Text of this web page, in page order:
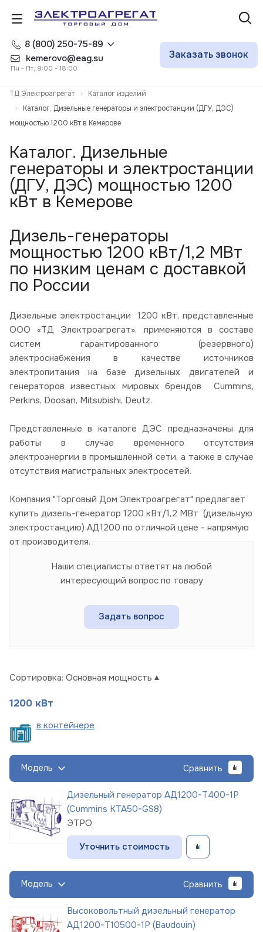
8 (800) 250-75-89
kemerovo@eag.su
Пн - Пт, 9:00 - 18:00
Заказать звонок
ТД Электроагрегат
Каталог изделий
Каталог. Дизельные генераторы и электростанции (ДГУ, ДЭС)
мощностью 1200 кВт в Кемерове
Каталог. Дизельные
генераторы и электростанции
(ДГУ, ДЭС) мощностью 1200
кВт в Кемерове
Дизель-генераторы
мощностью 1200 кВт/1,2 МВт
по низким ценам с доставкой
по России
Дизельные электростанции 1200 кВт, представленные
ООО «ТД Электроагрегат», применяются в составе
систем гарантированного (резервного)
электроснабжения в качестве источников
электропитания на базе дизельных двигателей и
генераторов известных мировых брендов Cummins,
Perkins, Doosan, Mitsubishi, Deutz.
Представленные в каталоге ДЭС предназначены для
работы в случае временного отсутствия
электроэнергии в промышленной сети, а также в случае
отсутствия магистральных электросетей.
Компания "Торговый Дом Электроагрегат" предлагает
купить дизель-генератор 1200 кВт/1,2 МВт (дизельную
электростанцию) АД1200 по отличной цене - напрямую
от производителя.
Наши специалисты ответят на любой
интересующий вопрос по товару
Задать вопрос
Сортировка: Основная мощность
1200 кВт
в контейнере
Модель Сравнить
Дизельный генератор АД1200-Т400-1Р
(Cummins KTA50-GS8)
ЭТРО
Уточнить стоимость
Модель Сравнить
Высоковольтный дизельный генератор
АД1200-Т10500-1Р (Baudouin)